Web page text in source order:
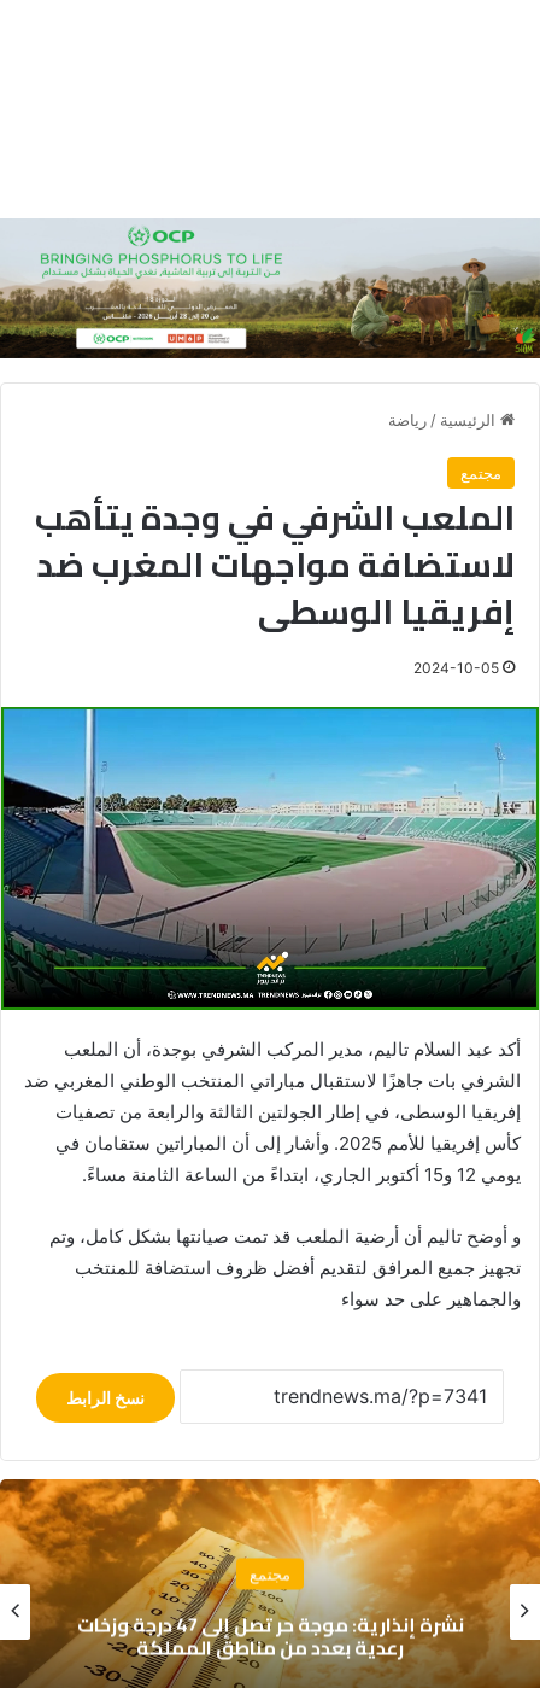
الرئيسية / رياضة
مجتمع
الملعب الشرفي في وجدة يتأهب
لاستضافة مواجهات المغرب ضد
إفريقيا الوسطى
2024-10-05
أكد عبد السلام تاليم، مدير المركب الشرفي بوجدة، أن الملعب
الشرفي بات جاهزًا لاستقبال مباراتي المنتخب الوطني المغربي ضد
إفريقيا الوسطى، في إطار الجولتين الثالثة والرابعة من تصفيات
كأس إفريقيا للأمم 2025. وأشار إلى أن المباراتين ستقامان في
يومي 12 و15 أكتوبر الجاري، ابتداءً من الساعة الثامنة مساءً.
و أوضح تاليم أن أرضية الملعب قد تمت صيانتها بشكل كامل، وتم
تجهيز جميع المرافق لتقديم أفضل ظروف استضافة للمنتخب
والجماهير على حد سواء
نسخ الرابط
اقتصاد
تقرير “ليغاتوم 2026”: المغرب يتقدم اقتصادياً
لكن تحديات التعليم والصحة تعرقل الازدهار